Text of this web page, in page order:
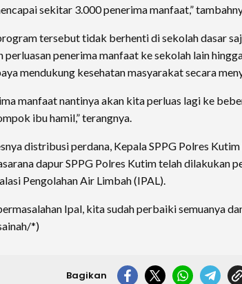
sekitar 3.000 penerima manfaat,”
tersebut tidak berhenti di sekolah dasar
perluasan penerima manfaat ke sekolah lain
mendukung kesehatan masyarakat secara
manfaat nantinya akan kita perluas lagi ke
ibu hamil,” terangnya.
distribusi perdana, Kepala SPPG Polres
dapur SPPG Polres Kutim telah dilakukan
Pengolahan Air Limbah (IPAL).
Ipal, kita sudah perbaiki semuanya
*)
Bagikan